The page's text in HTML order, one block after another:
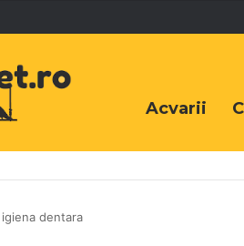
Acvarii
igiena dentara